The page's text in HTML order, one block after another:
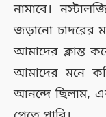
নামাবে।
জড়ানো চাদরের
আমাদের ক্লান্ত
আমাদের মনে
আনন্দে ছিলাম,